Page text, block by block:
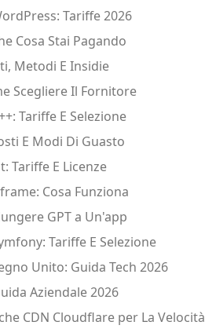
Tariffe 2026
Cosa Stai Pagando
Metodi E Insidie
Scegliere Il Fornitore
Tariffe E Selezione
E Modi Di Guasto
Tariffe E Licenze
Cosa Funziona
GPT a Un'app
Tariffe E Selezione
Unito: Guida Tech 2026
Aziendale 2026
CDN Cloudflare per La Velocità